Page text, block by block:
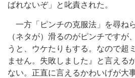
ばれないぞ」と叱責された。
一方「ピンチの克服法」を尋ね
（ネタが）滑るのがピンチですが
うと、ウケたりもする。なので超
ません。失敗しました』と言える
ない。正直に言えるかわいげが大